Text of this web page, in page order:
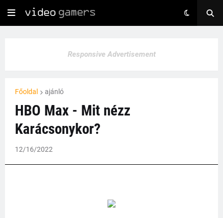
Responsive Advertisement
Főoldal ajánló
HBO Max - Mit nézz
Karácsonykor?
12/16/2022